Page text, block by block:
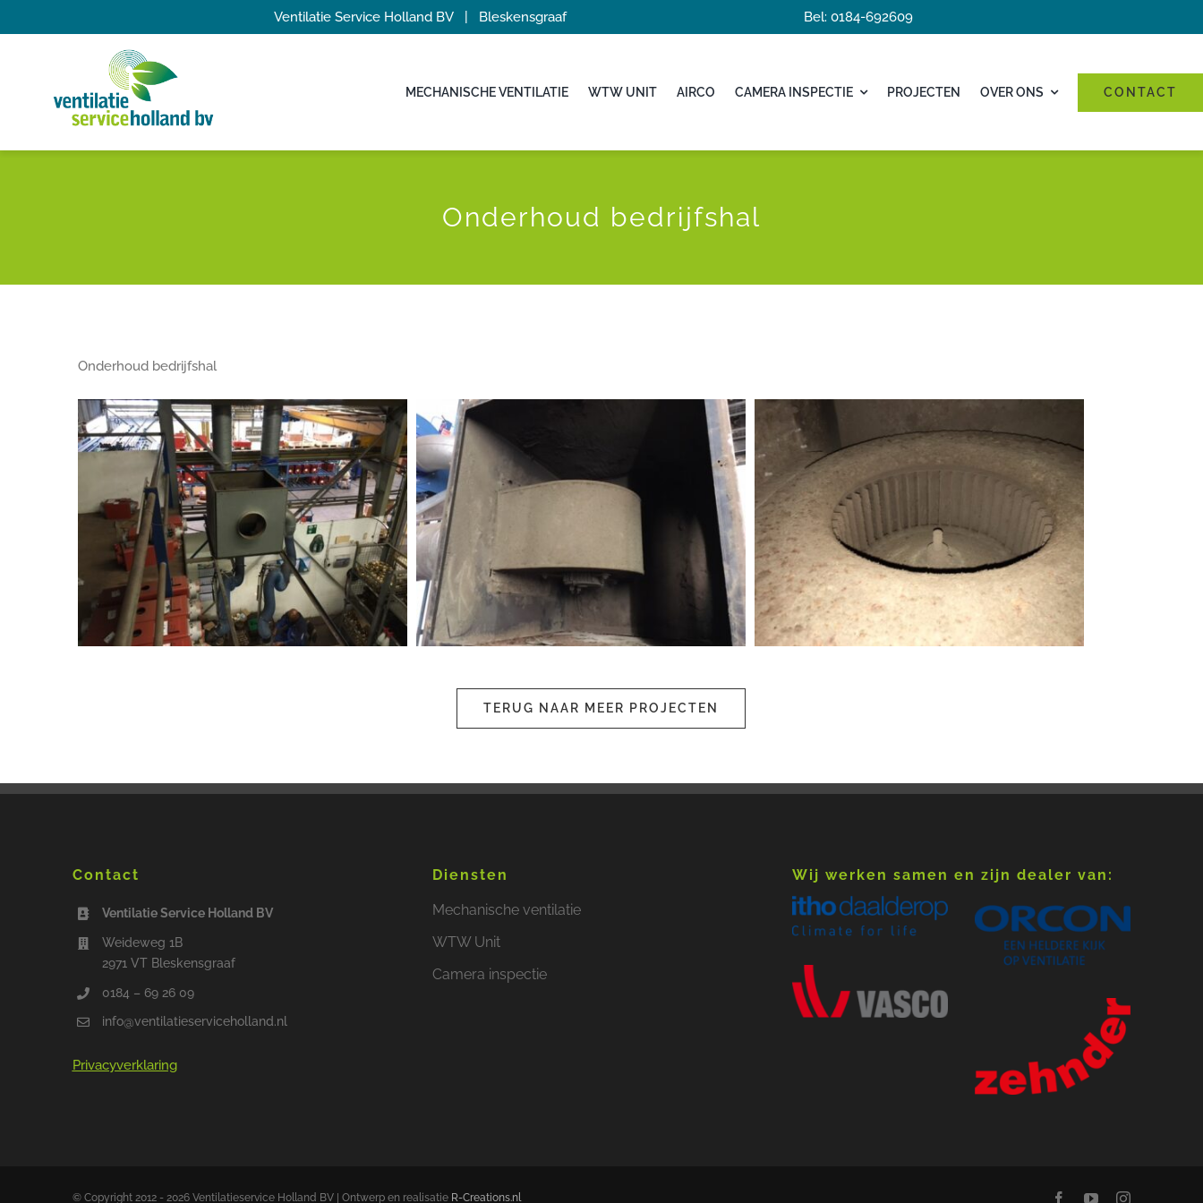
Ventilatie Service Holland BV | Bleskensgraaf Bel: 0184-692609
MECHANISCHE VENTILATIE WTW UNIT AIRCO CAMERA INSPECTIE PROJECTEN OVER ONS CONTACT
Onderhoud bedrijfshal
Onderhoud bedrijfshal
TERUG NAAR MEER PROJECTEN
Contact
Ventilatie Service Holland BV
Weideweg 1B
2971 VT Bleskensgraaf
0184 – 69 26 09
info@ventilatieserviceholland.nl
Privacyverklaring
Diensten
Mechanische ventilatie
WTW Unit
Camera inspectie
Wij werken samen en zijn dealer van:
© Copyright 2012 - 2026 Ventilatieservice Holland BV | Ontwerp en realisatie R-Creations.nl